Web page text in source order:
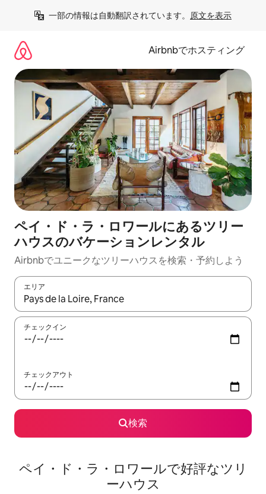
一部の情報は自動翻訳されています。 原文を表示
Airbnbでホスティング
ペイ・ド・ラ・ロワールにあるツリー
ハウスのバケーションレンタル
Airbnbでユニークなツリーハウスを検索・予約しよう
エリア
検索結果が表示されたら、上下の矢印キーを使って移動するか
チェックイン
チェックアウト
検索
ペイ・ド・ラ・ロワールで好評なツリ
ーハウス